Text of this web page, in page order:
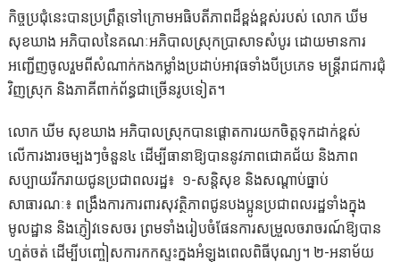
កិច្ចប្រជុំនេះបានប្រព្រឹត្តទៅក្រោមអធិបតីភាពដ៏ខ្ពង់ខ្ពស់របស់ លោក ឃីម
សុខឃាង អភិបាលនៃគណៈអភិបាលស្រុកប្រាសាទសំបូរ ដោយមានការ
អញ្ជើញចូលរួមពីសំណាក់កងកម្លាំងប្រដាប់អាវុធទាំងបីប្រភេទ មន្ត្រីរាជការជុំ
វិញស្រុក និងភាគីពាក់ព័ន្ធជាច្រើនរូបទៀត។
លោក ឃីម សុខឃាង អភិបាលស្រុកបានផ្ដោតការយកចិត្តទុកដាក់ខ្ពស់
លើការងារចម្បងៗចំនួន៤ ដើម្បីធានាឱ្យបាននូវភាពជោគជ័យ និងភាព
សប្បាយរីករាយជូនប្រជាពលរដ្ឋ៖ ១-សន្តិសុខ និងសណ្ដាប់ធ្នាប់
សាធារណៈ៖ ពង្រឹងការការពារសុវត្ថិភាពជូនបងប្អូនប្រជាពលរដ្ឋទាំងក្នុង
មូលដ្ឋាន និងភ្ញៀវទេសចរ ព្រមទាំងរៀបចំផែនការសម្រួលចរាចរណ៍ឱ្យបាន
ហ្មត់ចត់ ដើម្បីបញ្ចៀសការកកស្ទះក្នុងអំឡុងពេលពិធីបុណ្យ។ ២-អនាម័យ